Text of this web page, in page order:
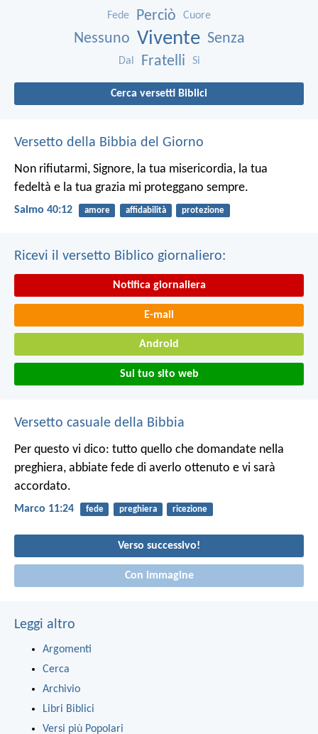
Fede Perciò Cuore
Nessuno Vivente Senza
Dal Fratelli Si
Cerca versetti Biblici
Versetto della Bibbia del Giorno
Non rifiutarmi, Signore, la tua misericordia, la tua
fedeltà e la tua grazia mi proteggano sempre.
Salmo 40:12 amore affidabilità protezione
Ricevi il versetto Biblico giornaliero:
Notifica giornaliera
E-mail
Android
Sul tuo sito web
Versetto casuale della Bibbia
Per questo vi dico: tutto quello che domandate nella
preghiera, abbiate fede di averlo ottenuto e vi sarà
accordato.
Marco 11:24 fede preghiera ricezione
Verso successivo!
Con immagine
Leggi altro
Argomenti
Cerca
Archivio
Libri Biblici
Versi più Popolari